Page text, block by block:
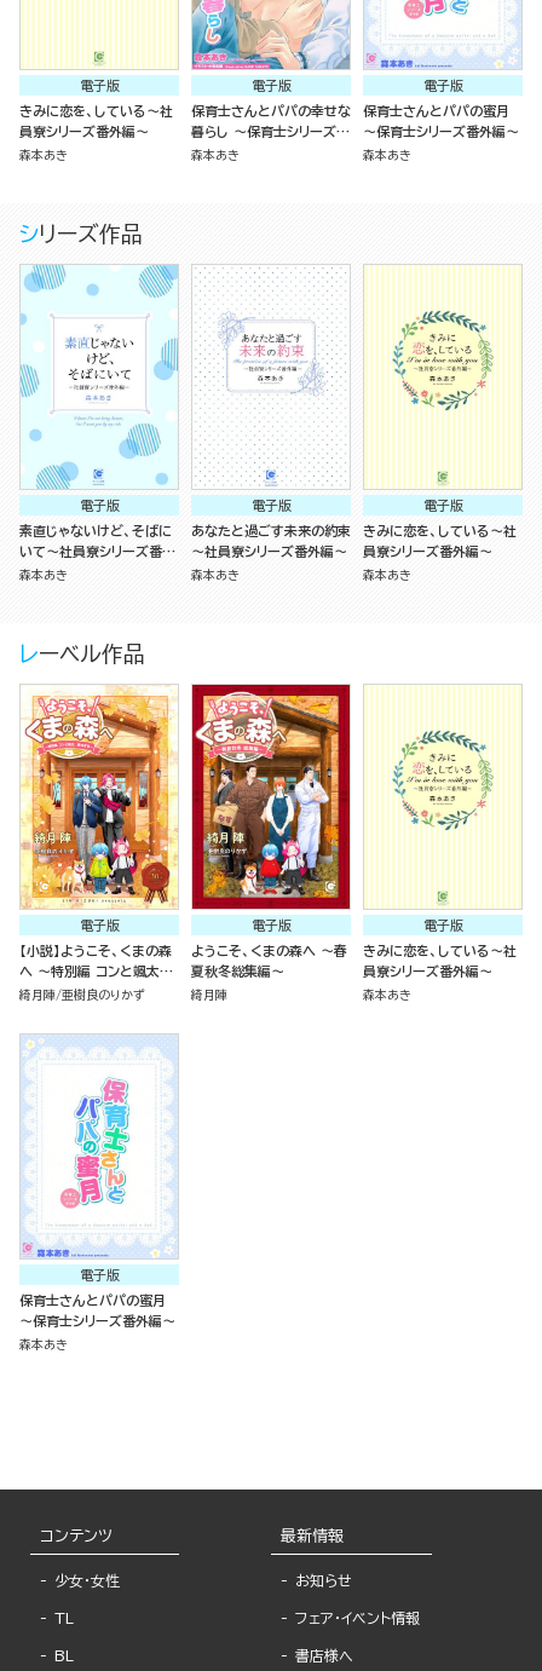
電子版
きみに恋を、している～社
員寮シリーズ番外編～
森本あき
電子版
保育士さんとパパの幸せな
暮らし ～保育士シリーズ番
外編～
森本あき
電子版
保育士さんとパパの蜜月
～保育士シリーズ番外編～
森本あき
シリーズ作品
電子版
素直じゃないけど、そばに
いて～社員寮シリーズ番外
編～
森本あき
電子版
あなたと過ごす未来の約束
～社員寮シリーズ番外編～
森本あき
電子版
きみに恋を、している～社
員寮シリーズ番外編～
森本あき
レーベル作品
電子版
【小説】ようこそ、くまの森
へ ～特別編 コンと颯太、
家出する～
綺月陣 亜樹良のりかず
電子版
ようこそ、くまの森へ ～春
夏秋冬総集編～
綺月陣
電子版
きみに恋を、している～社
員寮シリーズ番外編～
森本あき
電子版
保育士さんとパパの蜜月
～保育士シリーズ番外編～
森本あき
コンテンツ
少女・女性
TL
BL
最新情報
お知らせ
フェア・イベント情報
書店様へ